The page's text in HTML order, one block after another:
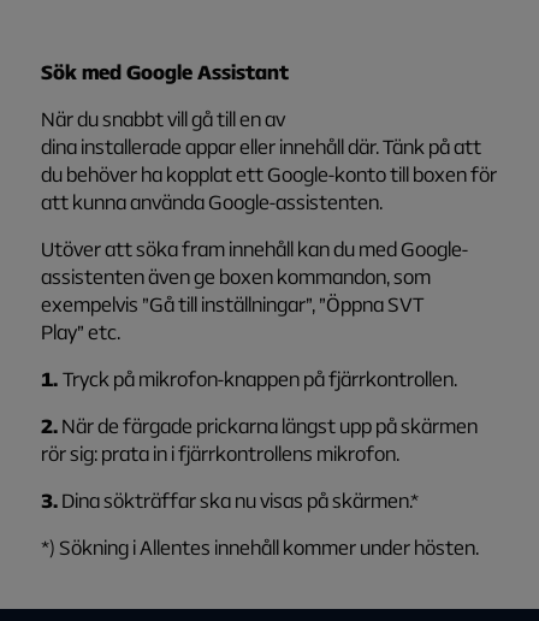
Sök med GoogleAssistant
När du snabbt vill gå till en av
dina installerade appar eller innehåll där. Tänk på att
du behöver ha kopplat ett Google-konto till boxen för
att kunna använda Google-assistenten.
Utöver att söka fram innehåll kan du med Google-
assistenten även ge boxen kommandon, som
exempelvis ”Gå till inställningar”, ”Öppna SVT
Play” etc.
1.Tryck påmikrofon-knappen på fjärrkontrollen.
2.När de färgade prickarna längst upp på skärmen
rör sig: prata in i fjärrkontrollens mikrofon.
3.Dina sökträffar ska nu visas på skärmen.*
*) Sökning i Allentes innehåll kommer under hösten.